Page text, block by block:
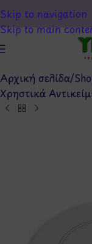
Skip to navigation
Skip to main
Αρχική σελίδα/
Χρηστικά